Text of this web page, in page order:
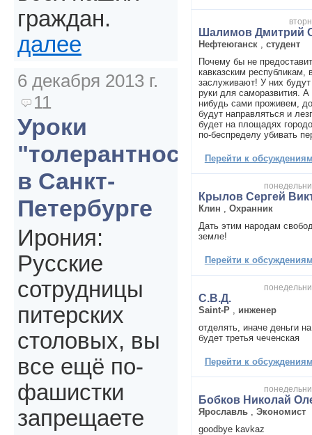
Шалимов Дмитрий
Нефтеюганск
студент
Почему бы не
кавказским республикам,
заслуживают! У них
руки для саморазвития.
нибудь сами проживем,
будут направляться и
будет на площадях
по-беспределу убивать
Перейти к
Крылов Сергей
Клин
Охранник
Дать этим народам
земле!
Перейти к
С.В.Д.
Saint-P
инженер
отделять, иначе деньги
будет третья чеченская
Перейти к
Бобков Николай
Ярославль
Экономист
goodbye kavkaz
граждан.
далее
6 декабря 2013 г.
11
Уроки
"толерантности"
в Санкт-
Петербурге
Ирония:
Русские
сотрудницы
питерских
столовых, вы
все ещё по-
фашистки
запрещаете